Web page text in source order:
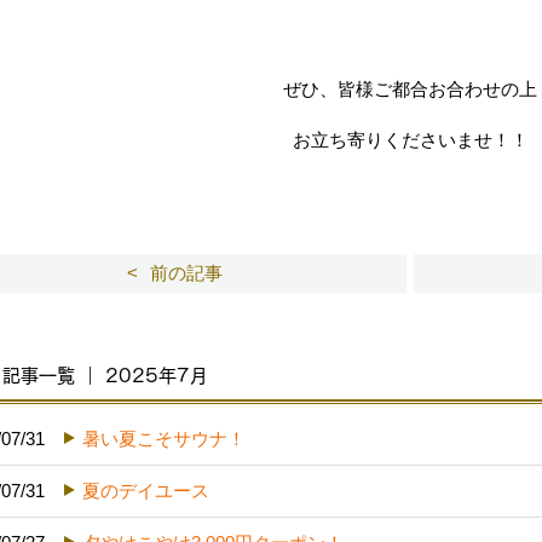
ぜひ、皆様ご都合お合わせの上
お立ち寄りくださいませ！！
前の記事
記事一覧 ｜ 2025年7月
31 暑い夏こそサウナ！
31 夏のデイユース